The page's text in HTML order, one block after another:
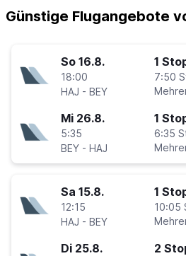
Günstige Flugangebote
So 16.8.
18:00
HAJ - BEY
1
7:50
Mi 26.8.
5:35
BEY- HAJ
1
6:35
Sa 15.8.
12:15
HAJ - BEY
1
10:05
Di 25.8. 2